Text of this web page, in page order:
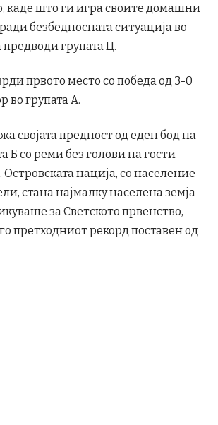
каде што ги игра своите домашни
безбедносната ситуација во
предводи групата Ц.
првото место со победа од 3-0
во групата А.
својата предност од еден бод на
Б со реми без голови на гости
Островската нација, со население
стана најмалку населена земја
за Светското првенство,
претходниот рекорд поставен од